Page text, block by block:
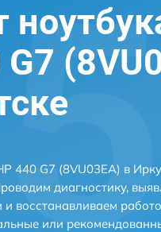
440 G7 (8VU03EA) в
диагностику,
восстанавливаем
или